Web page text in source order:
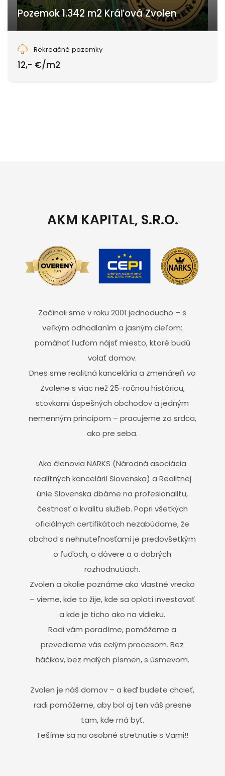
Pozemok 1.342 m2 Kráľová Zvolen
Rekreačné pozemky
12,- €/m2
AKM KAPITAL, S.R.O.
Začínali sme v roku 2001 jednoducho – s
veľkým odhodlaním a jasným cieľom:
pomáhať ľuďom nájsť miesto, ktoré budú
volať domov.
Dnes sme realitná kancelária a zmenáreň vo
Zvolene s viac než 25-ročnou históriou,
stovkami úspešných obchodov a jedným
nemenným princípom – pracujeme zo srdca,
ako pre seba.
Ako členovia NARKS (Národná asociácia
realitných kancelárií Slovenska) a Realitnej
únie Slovenska dbáme na profesionalitu,
čestnosť a kvalitu služieb. Popri všetkých
oficiálnych certifikátoch nezabúdame, že
obchod s nehnuteľnosťami je predovšetkým
o ľuďoch, o dôvere a o dobrých
rozhodnutiach.
Zvolen a okolie poznáme ako vlastné vrecko
– vieme, kde to žije, kde sa oplatí investovať
a kde je ticho ako na vidieku.
Radi vám poradíme, pomôžeme a
prevedieme vás celým procesom. Bez
háčikov, bez malých písmen, s úsmevom.
Zvolen je náš domov – a keď budete chcieť,
radi pomôžeme, aby bol aj ten váš presne
tam, kde má byť.
Tešíme sa na osobné stretnutie s Vami!!